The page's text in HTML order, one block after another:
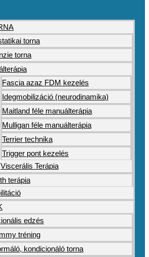
torna
torna
Fascia azaz FDM kezelés
Idegmobilizáció (neurodinamika)
Maitland féle manuálterápia
Mulligan féle manuálterápia
Terrier technika
Trigger pont kezelés
Viscerális Terápia
terápia
edzés
tréning
kondicionáló torna